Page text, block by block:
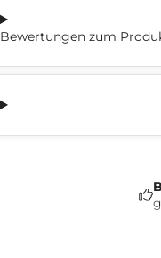
Bewertungen zum